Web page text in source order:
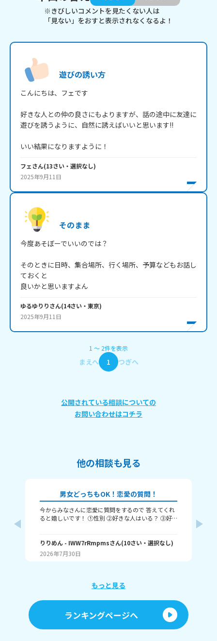
※きびしいコメントを見たくない人は
「見ない」をおすと表示されなくなるよ！
遊びの誘い方
こんにちは、フェです
好きな人との仲の良さにもよりますが、話の途中に友達に
遊びを誘うように、自然に誘えばいいと思います!!
いい結果になりますように！
フェさん(13さい・ 選択なし)
2025年9月11日
そのまま
今度あそぼーでいいのでは？
そのときに日時、集合場所、行く場所、予算などもお話し
ておくと
良いかと思いますよん
ゆるゆりりさん(14さい・ 東京)
2025年9月11日
1 〜 2件を表示
まえへ 1 つぎへ
公開されている相談についての
お問い合わせはコチラ
他の相談も見る
男女どっちもOK！恋愛の質問！
今からみなさんに恋愛に質問をするので 答えてくれ
ると嬉しいです！ ①性別 ②好きな人はいる？ ③好
す！ 最後まで見てくれてありがとう！ ではバイバ
イ！
りりめん - IWW7rRmpmsさん(10さい・ 選択なし)
2026年7月30日
もっと見る
ランキングページへ